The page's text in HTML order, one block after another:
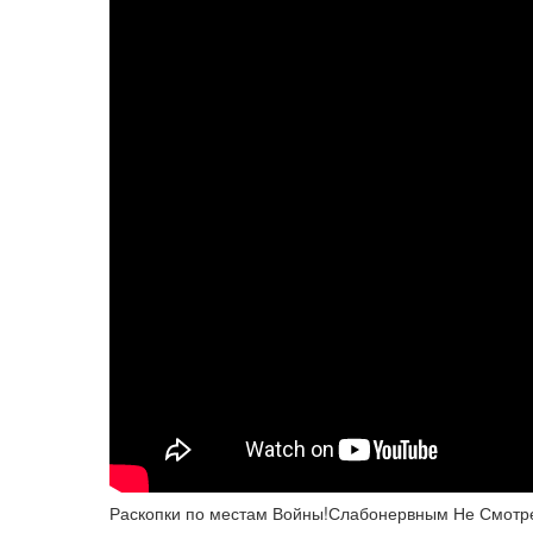
Раскопки по местам Войны!Слабонервным Не